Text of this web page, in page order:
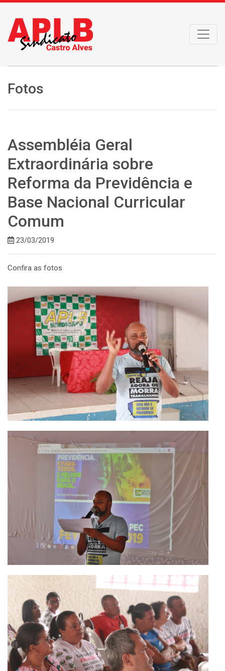
Fotos
Assembléia Geral
Extraordinária sobre
Reforma da Previdência e
Base Nacional Curricular
Comum
23/03/2019
Confira as fotos